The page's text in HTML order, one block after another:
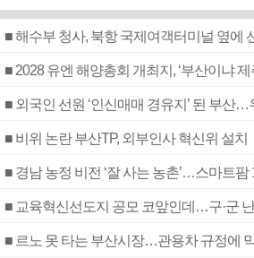
■ 해수부 청사, 북항 국제여객터미널 옆에
■ 2028 유엔 해양총회 개최지, ‘부산이냐 제
■ 외국인 선원 ‘인신매매 경유지’ 된 부산…
■ 비위 논란 부산TP, 외부인사 혁신위 설치
■ 경남 농정 비전 ‘잘 사는 농촌’…스마트
■ 교육혁신선도지 공모 코앞인데…구·군 난
■ 르노 못 타는 부산시장…관용차 규정에